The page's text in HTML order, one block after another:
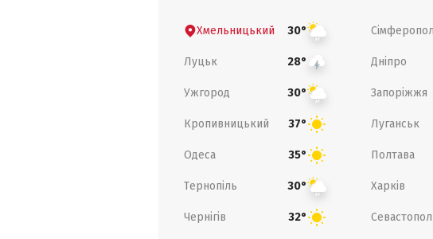
Хмельницький 30°
Луцьк 28° Дніпро
Ужгород 30° Запоріжжя
Кропивницький 37° Луганськ
Одеса 35° Полтава
Тернопіль 30° Харків
Чернігів 32°